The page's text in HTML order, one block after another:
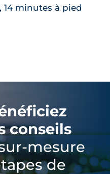
14 minutes à pied
conseils
mesure
de